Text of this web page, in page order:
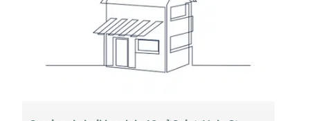
mensuel s'élève à 978 €, non assujetti à la TVA.
Conditions, nous consulter.